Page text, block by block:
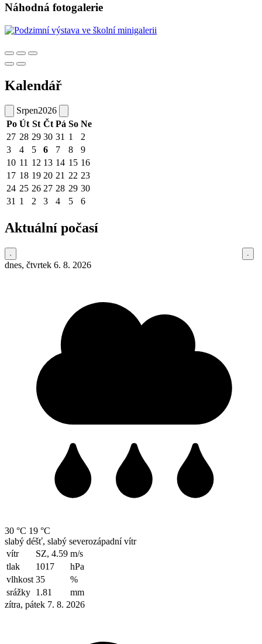
Náhodná fotogalerie
Kalendář
Srpen2026
Po Út St Čt Pá So Ne
27 28 29 30 31 1
2
3
4 5 6 7 8
9
10 11 12 13 14 15 16
17 18 19 20 21 22 23
24 25 26 27 28 29 30
31 1 2 3 4 5 6
Aktuální počasí
dnes, čtvrtek 6. 8. 2026
30 °C 19 °C
slabý déšť, slabý severozápadní vítr
vítr
SZ, 4.59 m/s
tlak
1017
hPa
vlhkost 35
%
srážky 1.81
mm
zítra, pátek 7. 8. 2026